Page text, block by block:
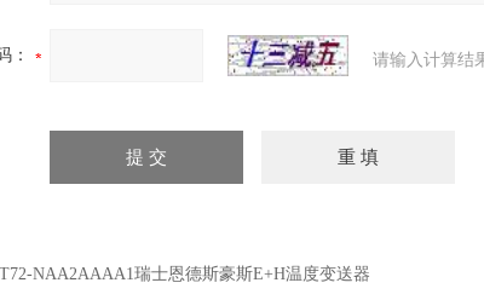
： 请输入计算结
NAA2AAAA1瑞士恩德斯豪斯E+H温度变送器